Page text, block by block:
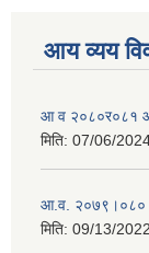
आय व्यय
आ व २०८०र०८१
मिति: 07/06/
आ.व. २०७९।०८०
मिति: 09/13/